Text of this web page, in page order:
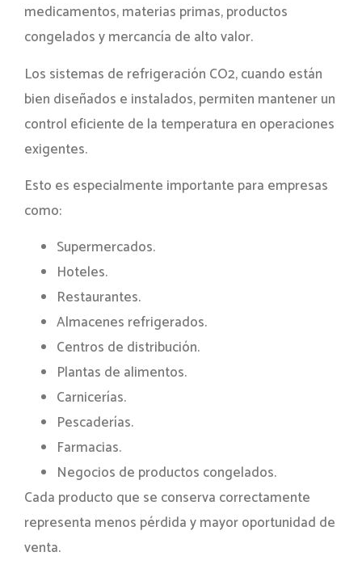
medicamentos, materias primas, productos
congelados y mercancía de alto valor.
Los sistemas de refrigeración CO2, cuando están
bien diseñados e instalados, permiten mantener un
control eficiente de la temperatura en operaciones
exigentes.
Esto es especialmente importante para empresas
como:
Supermercados.
Hoteles.
Restaurantes.
Almacenes refrigerados.
Centros de distribución.
Plantas de alimentos.
Carnicerías.
Pescaderías.
Farmacias.
Negocios de productos congelados.
Cada producto que se conserva correctamente
representa menos pérdida y mayor oportunidad de
venta.